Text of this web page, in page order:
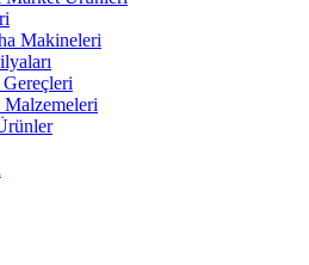
Makineleri